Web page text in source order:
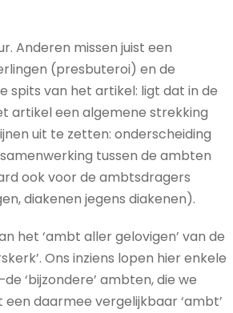
Anderen missen juist een
(presbuteroi) en de
spits van het artikel: ligt dat in de
artikel een algemene strekking
uit te zetten: onderscheiding
tussen de ambten
ook voor de ambtsdragers
diakenen jegens diakenen).
het ‘ambt aller gelovigen’ van de
Ons inziens lopen hier enkele
‘bijzondere’ ambten, die we
een daarmee vergelijkbaar ‘ambt’